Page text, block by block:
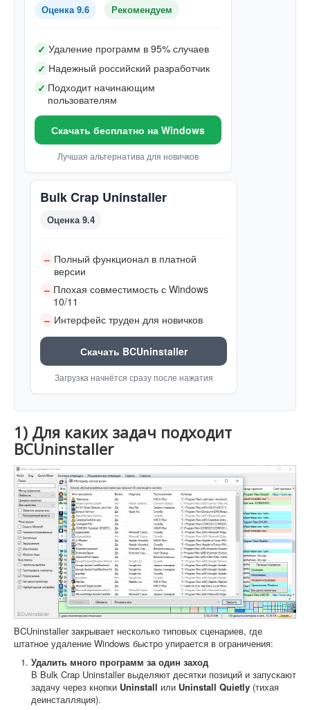
Оценка 9.6 Рекомендуем
✓ Удаление программ в 95% случаев
✓ Надежный российский разработчик
✓ Подходит начинающим
пользователям
Скачать бесплатно на Windows
Лучшая альтернатива для новичков
Bulk Crap Uninstaller
Оценка 9.4
– Полный функционал в платной
версии
– Плохая совместимость с Windows
10/11
– Интерфейс труден для новичков
Скачать BCUninstaller
Загрузка начнётся сразу после нажатия
1) Для каких задач подходит
BCUninstaller
BCUninstaller закрывает несколько типовых сценариев, где
штатное удаление Windows быстро упирается в ограничения:
Удалить много программ за один заход
В Bulk Crap Uninstaller выделяют десятки позиций и запускают
задачу через кнопки Uninstall или Uninstall Quietly (тихая
деинсталляция).